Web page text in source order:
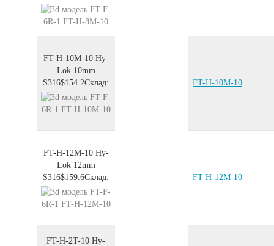
FT-H-10M-10Hy-
Lok 10mm
S316$154.2Склад: FT-H-10M-10
FT-H-12M-10Hy-
Lok 12mm
S316$159.6Склад: FT-H-12M-10
FT-H-2T-10 Hy-